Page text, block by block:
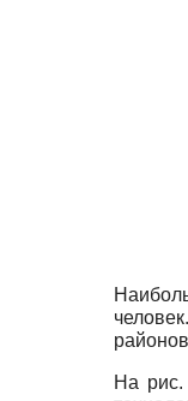
На рис.